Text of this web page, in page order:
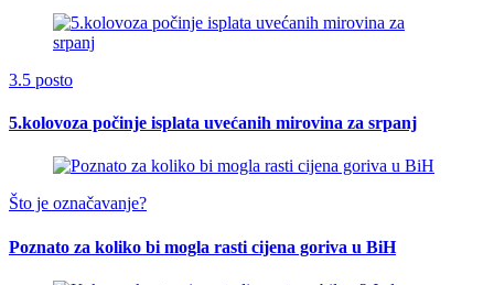
3.5 posto
5.kolovoza počinje isplata uvećanih mirovina za srpanj
Što je označavanje?
Poznato za koliko bi mogla rasti cijena goriva u BiH